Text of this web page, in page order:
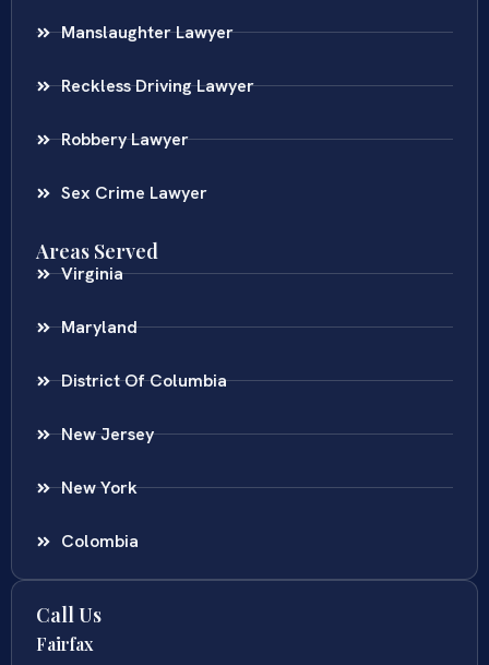
Manslaughter Lawyer
Reckless Driving Lawyer
Robbery Lawyer
Sex Crime Lawyer
Areas Served
Virginia
Maryland
District Of Columbia
New Jersey
New York
Colombia
Call Us
Fairfax